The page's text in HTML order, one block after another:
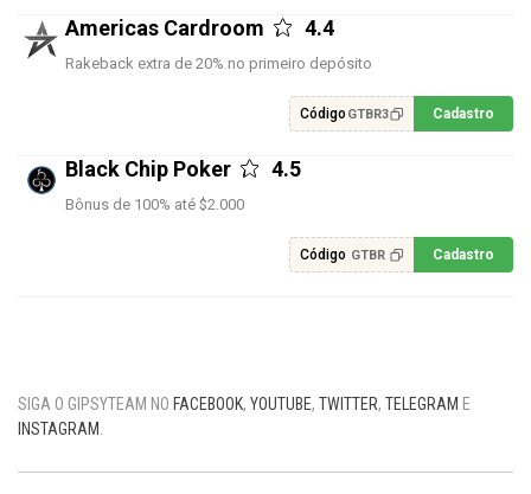
Americas Cardroom 4.4
Rakeback extra de 20% no primeiro depósito
Código GTBR3 Cadastro
Black Chip Poker 4.5
Bônus de 100% até $2.000
Código GTBR Cadastro
SIGA O GIPSYTEAM NO FACEBOOK, YOUTUBE, TWITTER, TELEGRAM E
INSTAGRAM